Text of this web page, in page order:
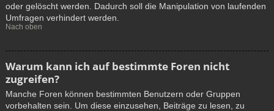
oder gelöscht werden. Dadurch soll die Manipulation von laufenden
Umfragen verhindert werden.
Nach oben
Warum kann ich auf bestimmte Foren nicht
zugreifen?
Manche Foren können bestimmten Benutzern oder Gruppen
vorbehalten sein. Um diese einzusehen, Beiträge zu lesen, zu